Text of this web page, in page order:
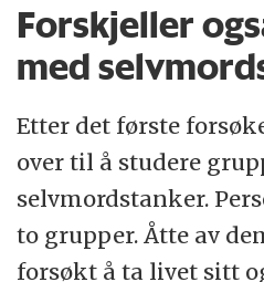
Forskjeller
med
Etter det første
over til å studere
selvmordstanker.
to grupper. Åtte av
forsøkt å ta livet sitt